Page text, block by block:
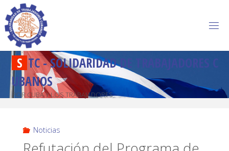
S TC-SOLIDARIDADD R A BAJADORES C
U BANOS
POR CUBA Y LOS TRABAJADORES
Noticias